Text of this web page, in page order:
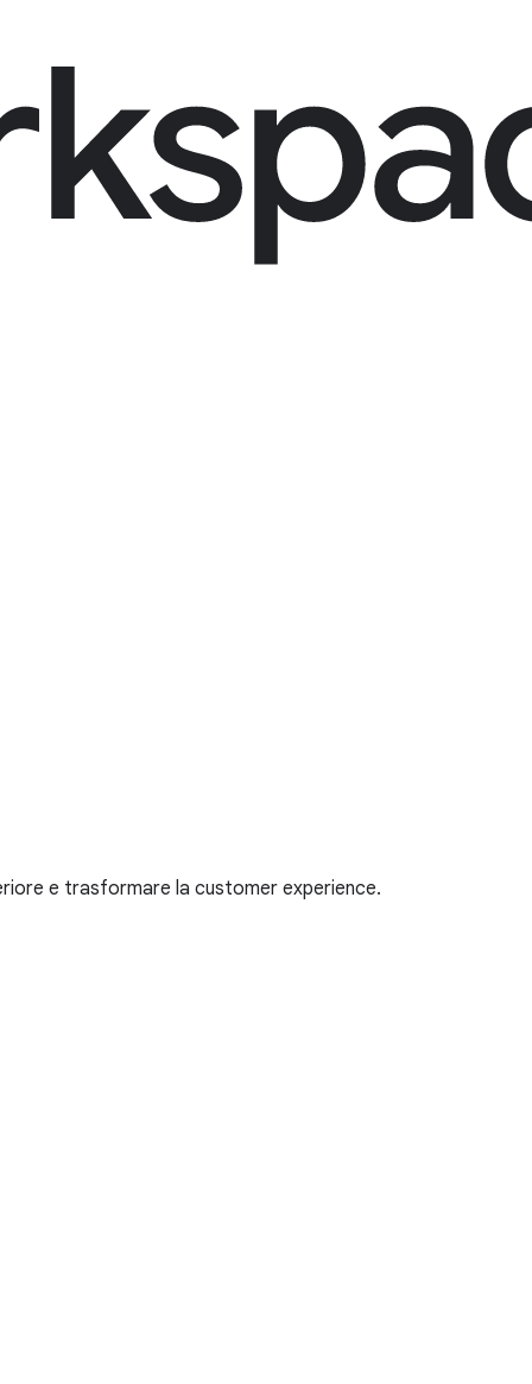
e trasformare la customer experience.